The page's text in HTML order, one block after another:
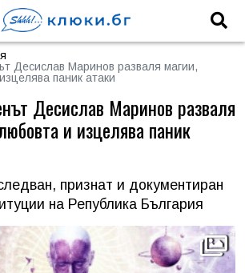
Десислав Маринов разваля магии,
паник атаки
Десислав Маринов разваля
и изцелява паник
признат и документиран
на Република България